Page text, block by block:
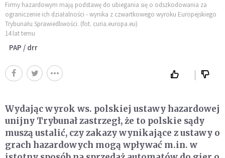
Firmy hazardowym mają podstawę do ubiegania się o odszkodowania za
ograniczenie ich działalności - wynika z czwartkowego wyroku Europejskiego
Trybunału Sprawiedliwości. (fot. curia.europa.eu)
14 lat temu
PAP / drr
Wydając wyrok ws. polskiej ustawy hazardowej
unijny Trybunał zastrzegł, że to polskie sądy
muszą ustalić, czy zakazy wynikające z ustawy o
grach hazardowych mogą wpływać m.in. w